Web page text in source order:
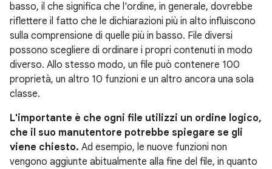
basso, il che significa che l'ordine, in generale, dovrebbe
riflettere il fatto che le dichiarazioni più in alto influiscono
sulla comprensione di quelle più in basso. File diversi
possono scegliere di ordinare i propri contenuti in modo
diverso. Allo stesso modo, un file può contenere 100
proprietà, un altro 10 funzioni e un altro ancora una sola
classe.
L'importante è che ogni file utilizzi un ordine logico,
che il suo manutentore potrebbe spiegare se gli
viene chiesto. Ad esempio, le nuove funzioni non
vengono aggiunte abitualmente alla fine del file, in quanto